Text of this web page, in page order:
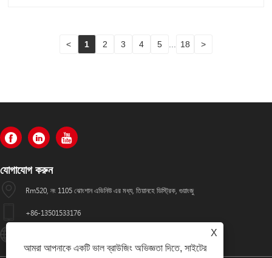
< 1 2 3 4 5 ... 18 >
যোগাযোগ করুন
Rm520, নং 1105 ঝোংশান এভিনিউ এর মধ্য, তিয়ানহে ডিস্ট্রিক, গুয়াংজু
+86-13501533176
X
আমরা আপনাকে একটি ভাল ব্রাউজিং অভিজ্ঞতা দিতে, সাইটের